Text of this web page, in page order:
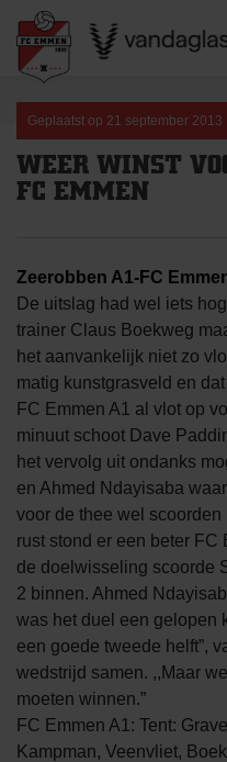
content
Geplaatst op 21 september 2013
WEER WINST
FC EMMEN
Zeerobben A1-FC
De uitslag had wel iets
trainer Claus Boekweg
het aanvankelijk niet zo
matig kunstgrasveld en
FC Emmen A1 al vlot op
minuut schoot Dave
het vervolg uit ondanks
en Ahmed Ndayisaba
voor de thee wel
rust stond er een beter FC
de doelwisseling scoorde
2 binnen. Ahmed
was het duel een gelopen
een goede tweede helft”,
wedstrijd samen. ,,Maar
moeten winnen.”
FC Emmen A1: Tent:
Kampman, Veenvliet,